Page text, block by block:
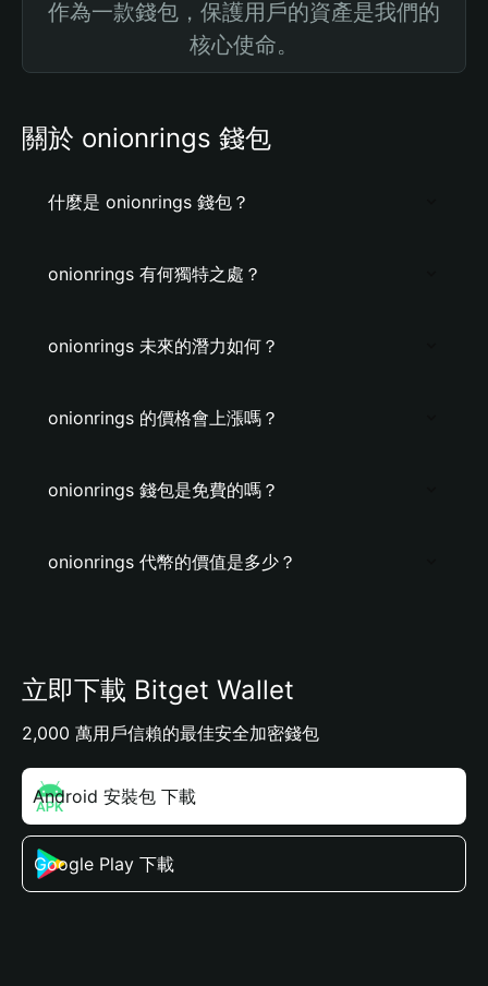
作為一款錢包，保護用戶的資產是我們的
核心使命。
關於 onionrings 錢包
什麼是 onionrings 錢包？
onionrings 有何獨特之處？
onionrings 未來的潛力如何？
onionrings 的價格會上漲嗎？
onionrings 錢包是免費的嗎？
onionrings 代幣的價值是多少？
立即下載 Bitget Wallet
2,000 萬用戶信賴的最佳安全加密錢包
Android 安裝包 下載
Google Play 下載